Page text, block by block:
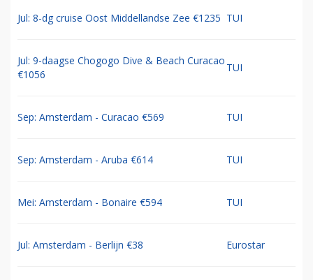
Jul: 8-dg cruise Oost Middellandse Zee €1235 TUI
Jul: 9-daagse Chogogo Dive & Beach Curacao
€1056
TUI
Sep: Amsterdam - Curacao €569 TUI
Sep: Amsterdam - Aruba €614 TUI
Mei: Amsterdam - Bonaire €594 TUI
Jul: Amsterdam - Berlijn €38 Eurostar